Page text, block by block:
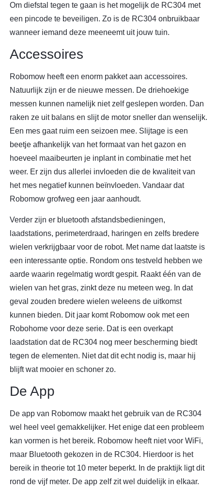
Om diefstal tegen te gaan is het mogelijk de RC304 met
een pincode te beveiligen. Zo is de RC304 onbruikbaar
wanneer iemand deze meeneemt uit jouw tuin.
Accessoires
Robomow heeft een enorm pakket aan accessoires.
Natuurlijk zijn er de nieuwe messen. De driehoekige
messen kunnen namelijk niet zelf geslepen worden. Dan
raken ze uit balans en slijt de motor sneller dan wenselijk.
Een mes gaat ruim een seizoen mee. Slijtage is een
beetje afhankelijk van het formaat van het gazon en
hoeveel maaibeurten je inplant in combinatie met het
weer. Er zijn dus allerlei invloeden die de kwaliteit van
het mes negatief kunnen beïnvloeden. Vandaar dat
Robomow grofweg een jaar aanhoudt.
Verder zijn er bluetooth afstandsbedieningen,
laadstations, perimeterdraad, haringen en zelfs bredere
wielen verkrijgbaar voor de robot. Met name dat laatste is
een interessante optie. Rondom ons testveld hebben we
aarde waarin regelmatig wordt gespit. Raakt één van de
wielen van het gras, zinkt deze nu meteen weg. In dat
geval zouden bredere wielen weleens de uitkomst
kunnen bieden. Dit jaar komt Robomow ook met een
Robohome voor deze serie. Dat is een overkapt
laadstation dat de RC304 nog meer bescherming biedt
tegen de elementen. Niet dat dit echt nodig is, maar hij
blijft wat mooier en schoner zo.
De App
De app van Robomow maakt het gebruik van de RC304
wel heel veel gemakkelijker. Het enige dat een probleem
kan vormen is het bereik. Robomow heeft niet voor WiFi,
maar Bluetooth gekozen in de RC304. Hierdoor is het
bereik in theorie tot 10 meter beperkt. In de praktijk ligt dit
rond de vijf meter. De app zelf zit wel duidelijk in elkaar.